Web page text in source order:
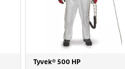
Tyvek® 500 HP